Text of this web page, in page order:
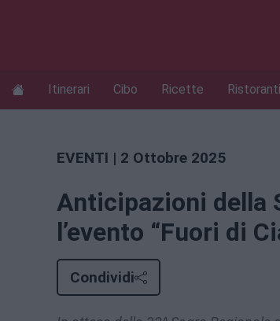
Itinerari Cibo Ricette Ristoranti
EVENTI | 2 Ottobre 2025
Anticipazioni della
l’evento “Fuori di
Condividi